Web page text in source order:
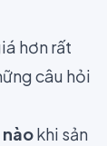
hơn rất
câu hỏi
khi sản